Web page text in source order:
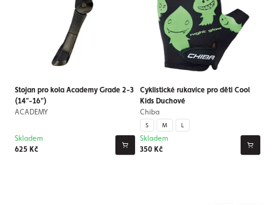
Stojan pro kola Academy Grade 2-3
(14"-16")
ACADEMY
625 Kč
Skladem
Cyklistické rukavice pro děti Cool
Kids Duchové
Chiba
S M L
350 Kč
Skladem